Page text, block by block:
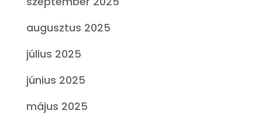
augusztus 2025
július 2025
június 2025
május 2025